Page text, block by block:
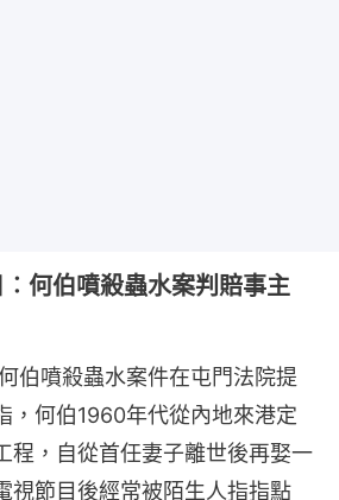
何伯噴殺蟲水案判賠事主
伯噴殺蟲水案件在屯門法院提
，何伯1960年代從內地來港定
程，自從首任妻子離世後再娶一
視節目後經常被陌生人指指點